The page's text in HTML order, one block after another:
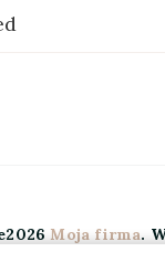
Moja firma.